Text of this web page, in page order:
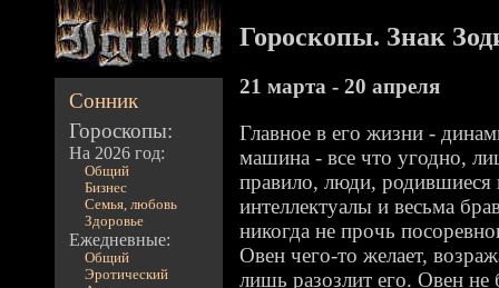
Сонник
Гороскопы:
На 2026 год:
Общий
Бизнес
Семья, любовь
Здоровье
Ежедневные:
Общий
Эротический
Гороскопы. Знак
21 марта - 20 апреля
Главное в его жизни -
машина - все что угодно,
правило, люди, родившиеся
интеллектуалы и весьма
никогда не прочь
Овен чего-то желает,
лишь разозлит его. Овен не